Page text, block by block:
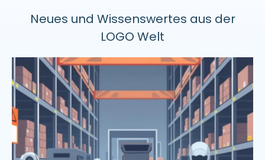
Neues und Wissenswertes aus der
LOGO Welt